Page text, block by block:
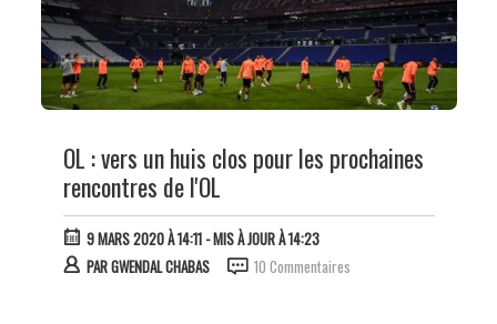
OL : vers un huis clos pour les prochaines
rencontres de l'OL
9 MARS 2020 À 14:11- MIS À JOUR À 14:23
PARGWENDAL CHABAS 10 Commentaires